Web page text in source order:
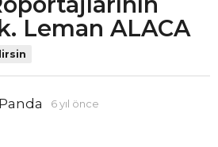
Leman ALACA
6 yıl önce